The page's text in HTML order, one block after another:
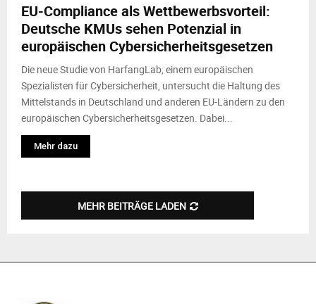
N
U
EU-Compliance als Wettbewerbsvorteil:
Deutsche KMUs sehen Potenzial in
europäischen Cybersicherheitsgesetzen
Die neue Studie von HarfangLab, einem europäischen
Spezialisten für Cybersicherheit, untersucht die Haltung des
Mittelstands in Deutschland und anderen EU-Ländern zu den
europäischen Cybersicherheitsgesetzen. Dabei...
Mehr dazu
MEHR BEITRÄGE LADEN